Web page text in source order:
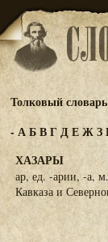
Толковый
-АБВГДЕЖЗ
ХАЗАРЫ
ар, ед. -арии, -а,
Кавказа и